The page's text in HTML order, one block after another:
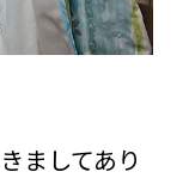
ましてあり